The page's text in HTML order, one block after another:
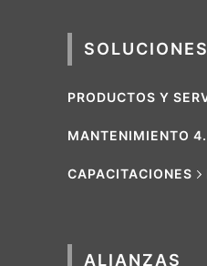
SOLUCIONES
PRODUCTOS Y
MANTENIMIENTO
CAPACITACIONES
ALIANZAS